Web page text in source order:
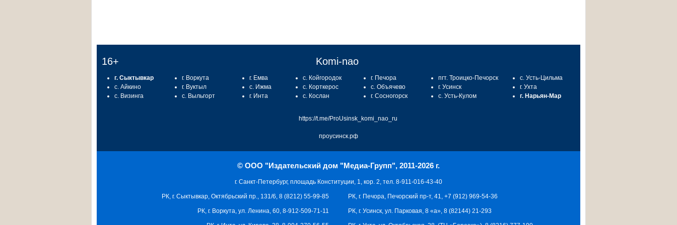
16+ Komi-nao
г. Сыктывкар
с. Айкино
с. Визинга
г. Воркута
г. Вуктыл
с. Выльгорт
г. Емва
с. Ижма
г. Инта
с. Койгородок
с. Корткерос
с. Кослан
г. Печора
с. Объячево
г. Сосногорск
пгт. Троицко-Печорск
г. Усинск
с. Усть-Кулом
с. Усть-Цильма
г. Ухта
г. Нарьян-Мар
https://t.me/ProUsinsk_komi_nao_ru
проусинск.рф
© ООО "Издательский дом "Медиа-Групп", 2011-2026 г.
г. Санкт-Петербург, площадь Конституции, 1, кор. 2, тел. 8-911-016-43-40
РК, г. Печора, Печорский пр-т, 41, +7 (912) 969-54-36
РК, г. Усинск, ул. Парковая, 8 «а», 8 (82144) 21-293
РК, г. Сыктывкар, Октябрьский пр., 131/6, 8 (8212) 55-99-85
РК, г. Воркута, ул. Ленина, 60, 8-912-509-71-11